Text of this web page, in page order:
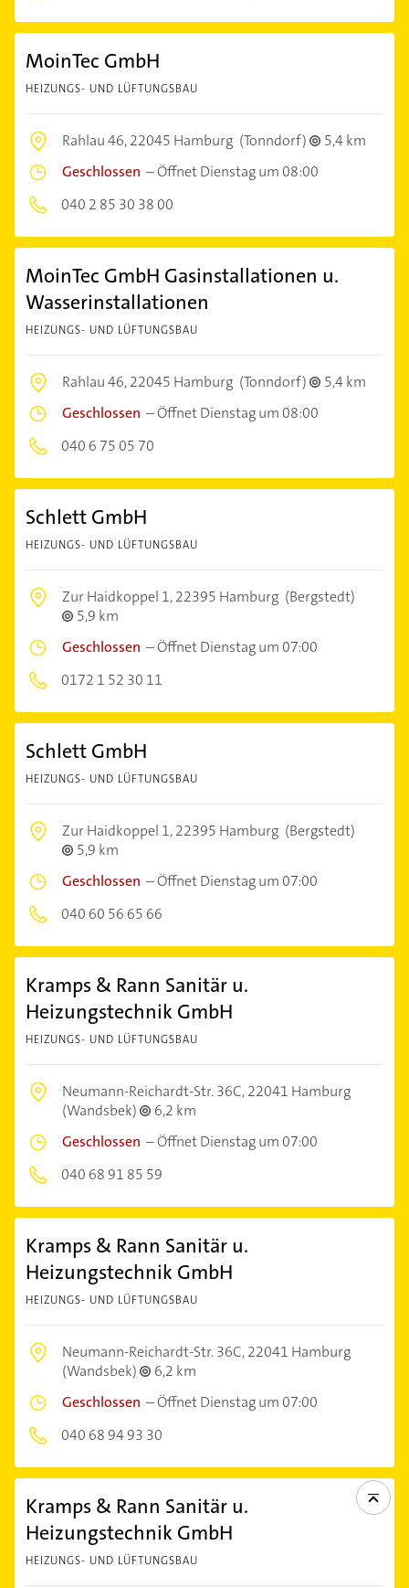
MoinTec GmbH
HEIZUNGS- UND LÜFTUNGSBAU
Rahlau 46,22045 Hamburg (Tonndorf)
5,4 km
Geschlossen –Öffnet Dienstag um 08:00
040 2 85 30 38 00
MoinTec GmbH Gasinstallationen u.
Wasserinstallationen
HEIZUNGS- UND LÜFTUNGSBAU
Rahlau 46,22045 Hamburg (Tonndorf)
5,4 km
Geschlossen –Öffnet Dienstag um 08:00
040 6 75 05 70
Schlett GmbH
HEIZUNGS- UND LÜFTUNGSBAU
Zur Haidkoppel 1,22395 Hamburg (Bergstedt)
5,9 km
Geschlossen –Öffnet Dienstag um 07:00
0172 1 52 30 11
Schlett GmbH
HEIZUNGS- UND LÜFTUNGSBAU
Zur Haidkoppel 1,22395 Hamburg (Bergstedt)
5,9 km
Geschlossen –Öffnet Dienstag um 07:00
040 60 56 65 66
Kramps & Rann Sanitär u.
Heizungstechnik GmbH
HEIZUNGS- UND LÜFTUNGSBAU
Neumann-Reichardt-Str. 36C,22041 Hamburg
(Wandsbek)
6,2 km
Geschlossen –Öffnet Dienstag um 07:00
040 68 91 85 59
Kramps & Rann Sanitär u.
Heizungstechnik GmbH
HEIZUNGS- UND LÜFTUNGSBAU
Neumann-Reichardt-Str. 36C,22041 Hamburg
(Wandsbek)
6,2 km
Geschlossen –Öffnet Dienstag um 07:00
040 68 94 93 30
Kramps & Rann Sanitär u.
Heizungstechnik GmbH
HEIZUNGS- UND LÜFTUNGSBAU